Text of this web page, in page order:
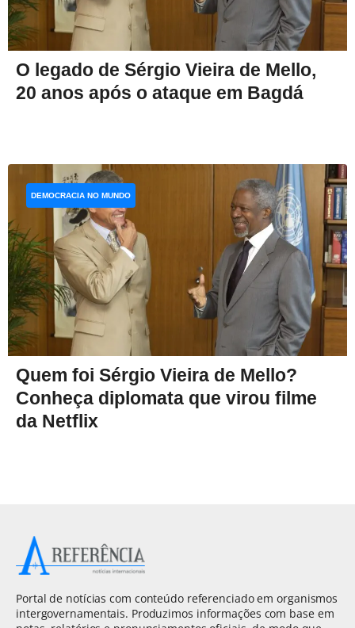
O legado de Sérgio Vieira de Mello,
20 anos após o ataque em Bagdá
Quem foi Sérgio Vieira de Mello?
Conheça diplomata que virou filme
da Netflix
DEMOCRACIA NO MUNDO
Portal de notícias com conteúdo referenciado em organismos
intergovernamentais. Produzimos informações com base em